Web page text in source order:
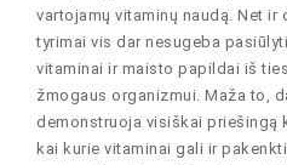
vartojamų vitaminų naudą. Net ir
tyrimai vis dar nesugeba
vitaminai ir maisto papildai iš
žmogaus organizmui. Maža to,
demonstruoja visiškai priešingą
kai kurie vitaminai gali ir